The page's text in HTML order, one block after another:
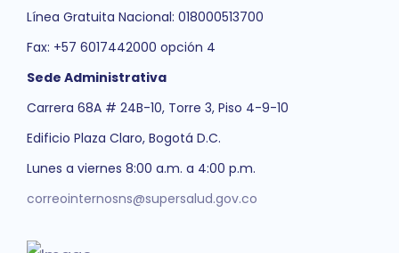
Línea Gratuita Nacional: 018000513700
Fax: +57 6017442000 opción 4
Sede Administrativa
Carrera 68A # 24B-10, Torre 3, Piso 4-9-10
Edificio Plaza Claro, Bogotá D.C.
Lunes a viernes 8:00 a.m. a 4:00 p.m.
correointernosns@supersalud.gov.co